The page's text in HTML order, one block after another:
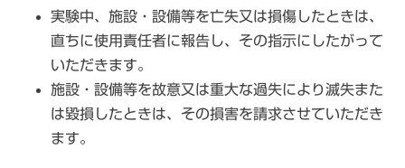
実験中、施設・設備等を亡失又は損傷したときは、
直ちに使用責任者に報告し、その指示にしたがって
いただきます。
施設・設備等を故意又は重大な過失により滅失また
は毀損したときは、その損害を請求させていただき
ます。